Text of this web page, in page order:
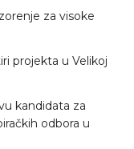
za visoke
projekta u Velikoj
kandidata za
odbora u